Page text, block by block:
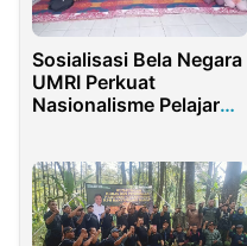
Sosialisasi Bela Negara
UMRI Perkuat
Nasionalisme Pelajar